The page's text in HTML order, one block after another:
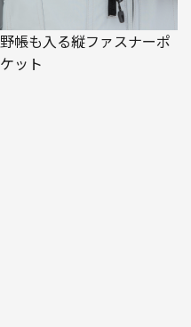
野帳も入る縦ファスナーポ
ケット